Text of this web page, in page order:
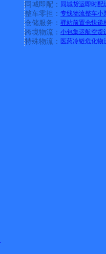
同城即配： 同城货运即时配
整车零担： 专线物流整车小
仓储服务： 驿站前置仓快递
跨境物流： 小包集运航空货
特殊物流： 医药冷链危化物